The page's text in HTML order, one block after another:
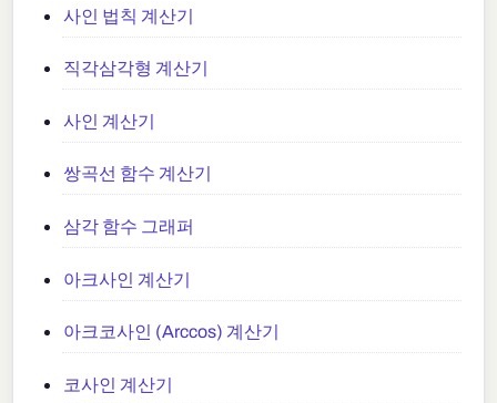
사인 법칙 계산기
직각삼각형 계산기
사인 계산기
쌍곡선 함수 계산기
삼각 함수 그래퍼
아크사인 계산기
아크코사인 (Arccos) 계산기
코사인 계산기